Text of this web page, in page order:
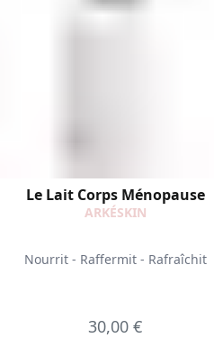
Le Lait Corps Ménopause
ARKÉSKIN
Nourrit - Raffermit - Rafraîchit
30,00 €